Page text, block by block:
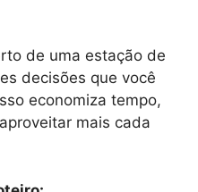
de uma estação de
decisões que você
economiza tempo,
mais cada